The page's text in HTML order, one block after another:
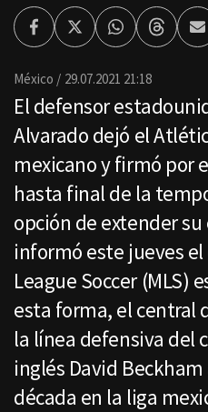
FacebookTwitterWhatsappThreads
por
México 29.07.2021 21:18
El defensor
Alvarado dejó el
mexicano y firmó por
hasta final de la
opción de extender
informó este jueves
League Soccer (MLS)
esta forma, el central
la línea defensiva del
inglés David
década en la liga